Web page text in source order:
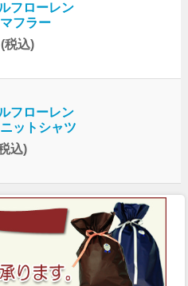
フローレン
フラー
(税込)
フローレン
ットシャツ
込)